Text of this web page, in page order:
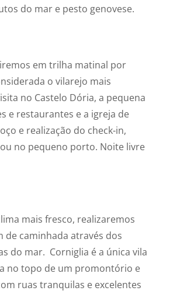
do mar e pesto genovese.
em trilha matinal por
o vilarejo mais
no Castelo Dória, a pequena
e restaurantes e a igreja de
e realização do check-in,
no pequeno porto. Noite livre
mais fresco, realizaremos
caminhada através dos
do mar. Corniglia é a única vila
no topo de um promontório e
ruas tranquilas e excelentes